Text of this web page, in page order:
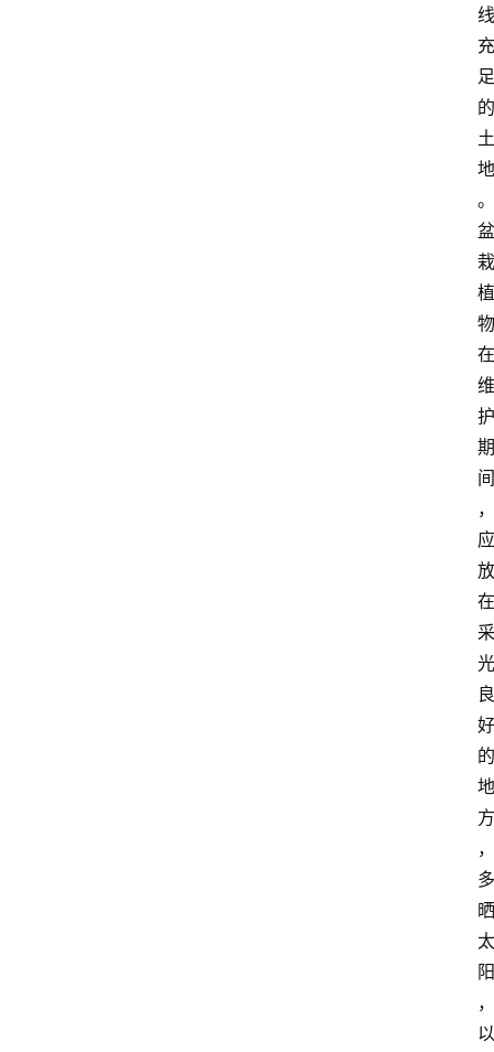
线
充
足
的
土
地
。
盆
栽
植
物
在
维
护
期
间
，
应
放
在
采
光
良
好
的
地
方
，
多
晒
太
阳
，
以